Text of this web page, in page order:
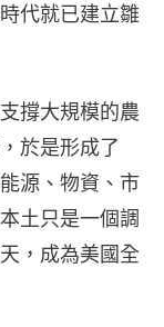
代就已建立雛
撐大規模的農
於是形成了
源、物資、市
土只是一個調
，成為美國全